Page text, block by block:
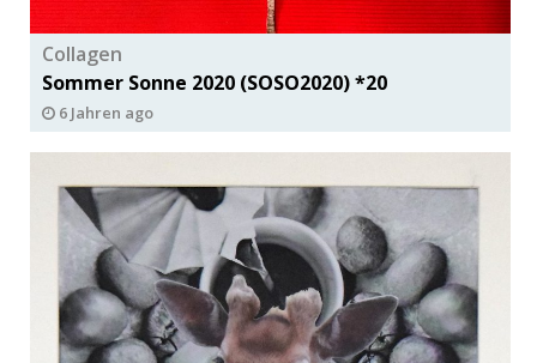
Collagen
Sommer Sonne 2020 (SOSO2020) *20
6 Jahren ago